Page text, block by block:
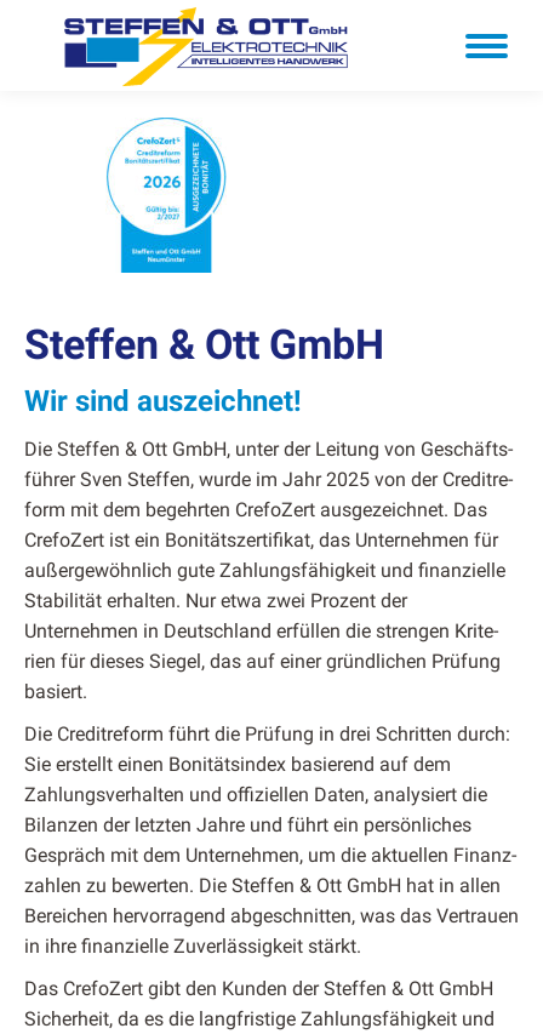
Steffen & Ott GmbH
Wir sind ausze­ich­net!
Die Stef­fen & Ott GmbH, unter der Leitung von Geschäfts­
führer Sven Stef­fen, wurde im Jahr 2025 von der Cred­itre­
form mit dem begehrten Cre­foZ­ert aus­geze­ich­net. Das
Cre­foZ­ert ist ein Bonität­sz­er­ti­fikat, das Unternehmen für
außergewöhn­lich gute Zahlungs­fähigkeit und finanzielle
Sta­bil­ität erhal­ten. Nur etwa zwei Prozent der
Unternehmen in Deutsch­land erfüllen die stren­gen Kri­te­
rien für dieses Siegel, das auf ein­er gründlichen Prü­fung
basiert.
Die Cred­itre­form führt die Prü­fung in drei Schrit­ten durch:
Sie erstellt einen Bonitätsin­dex basierend auf dem
Zahlungsver­hal­ten und offiziellen Dat­en, analysiert die
Bilanzen der let­zten Jahre und führt ein per­sön­lich­es
Gespräch mit dem Unternehmen, um die aktuellen Finanz­
zahlen zu bew­erten. Die Stef­fen & Ott GmbH hat in allen
Bere­ichen her­vor­ra­gend abgeschnit­ten, was das Ver­trauen
in ihre finanzielle Zuver­läs­sigkeit stärkt.
Das Cre­foZ­ert gibt den Kun­den der Stef­fen & Ott GmbH
Sicher­heit, da es die langfristige Zahlungs­fähigkeit und